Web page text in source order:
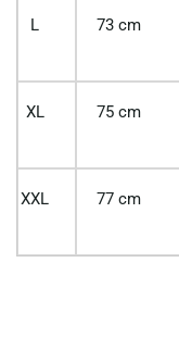
L 73 cm
XL 75 cm
XXL 77 cm